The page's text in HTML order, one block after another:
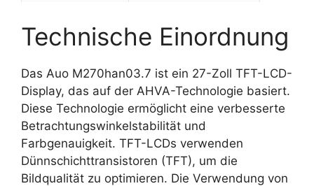
Technische Einordnung
Das Auo M270han03.7 ist ein 27-Zoll TFT-LCD-
Display, das auf der AHVA-Technologie basiert.
Diese Technologie ermöglicht eine verbesserte
Betrachtungswinkelstabilität und
Farbgenauigkeit. TFT-LCDs verwenden
Dünnschichttransistoren (TFT), um die
Bildqualität zu optimieren. Die Verwendung von